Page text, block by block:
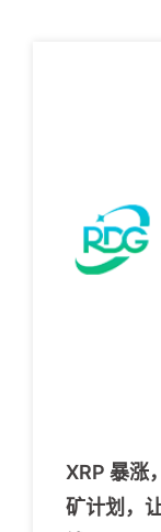
XRP 暴涨
矿计划，